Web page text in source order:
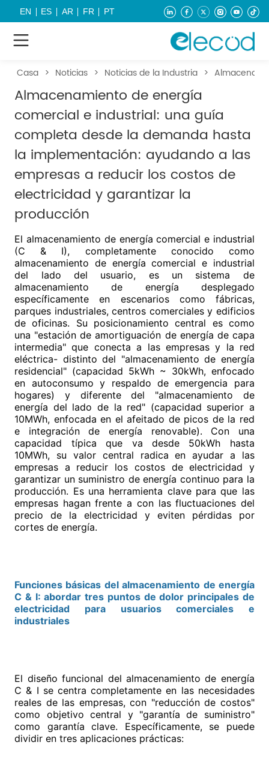
EN ES AR FR PT
Casa > Noticias > Noticias de la Industria >
Almacenamiento de energía
comercial e industrial: una guía
completa desde la demanda hasta
la implementación: ayudando a las
empresas a reducir los costos de
electricidad y garantizar la
producción